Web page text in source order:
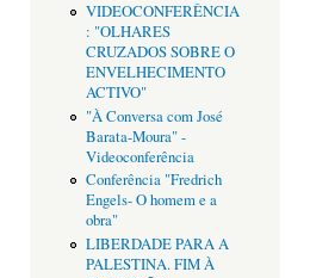
VIDEOCONFERÊNCIA
: "OLHARES
CRUZADOS SOBRE O
ENVELHECIMENTO
ACTIVO"
"À Conversa com José
Barata-Moura" -
Videoconferência
Conferência "Fredrich
Engels- O homem e a
obra"
LIBERDADE PARA A
PALESTINA. FIM À